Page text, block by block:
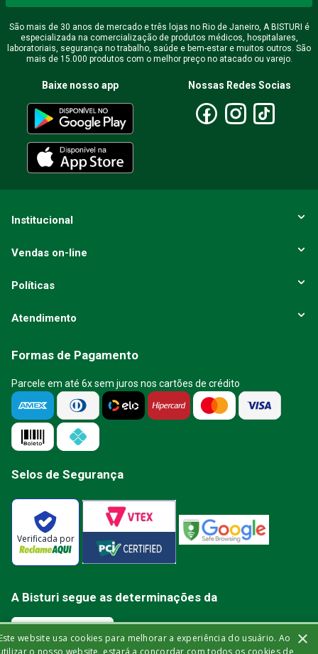
São mais de 30 anos de mercado e três lojas no Rio de Janeiro, A BISTURI é
especializada na comercialização de produtos médicos, hospitalares,
laboratoriais, segurança no trabalho, saúde e bem-estar e muitos outros. São
mais de 15.000 produtos com o melhor preço no atacado ou varejo.
Baixe nosso app Nossas Redes Socias
Institucional
Vendas on-line
Políticas
Atendimento
Formas de Pagamento
Parcele em até 6x sem juros nos cartões de crédito
Selos de Segurança
Verificada por
A Bisturi segue as determinações da
×
website usa cookies para melhorar a experiência do usuário. Ao
o nosso website, estará a concordar com todos os cookies de